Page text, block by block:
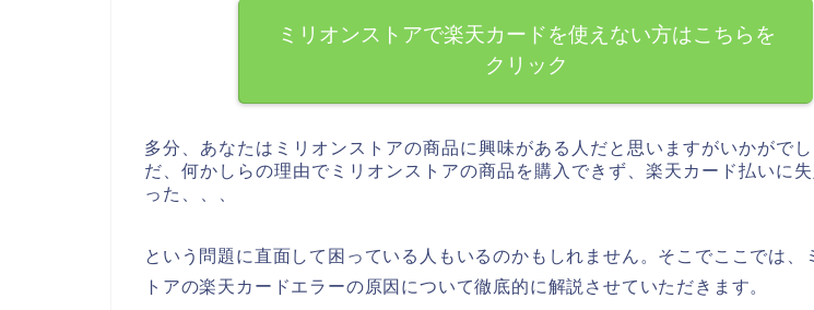
ミリオンストアで楽天カードを使えない方はこちらを
クリック
多分、あなたはミリオンストアの商品に興味がある人だと思いますがいかがで
だ、何かしらの理由でミリオンストアの商品を購入できず、楽天カード払いに失
った、、、
という問題に直面して困っている人もいるのかもしれません。そこでここでは、
トアの楽天カードエラーの原因について徹底的に解説させていただきます。